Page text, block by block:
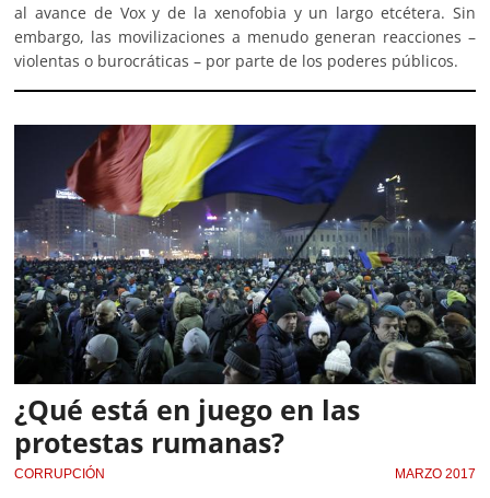
al avance de Vox y de la xenofobia y un largo etcétera. Sin
embargo, las movilizaciones a menudo generan reacciones –
violentas o burocráticas – por parte de los poderes públicos.
¿Qué está en juego en las
protestas rumanas?
CORRUPCIÓN MARZO 2017